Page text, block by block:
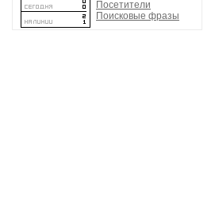
Посетители
Поисковые фразы